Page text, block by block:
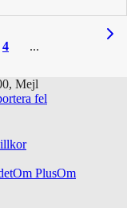
4
Mejl
fel
Om PlusOm